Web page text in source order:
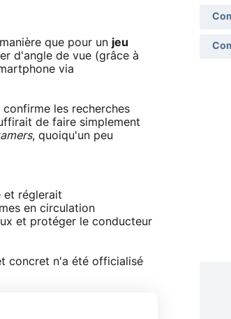
que pour un jeu
d'angle de vue (grâce à
via
les recherches
de faire simplement
, quoiqu'un peu
et réglerait
en circulation
et protéger le conducteur
concret n'a été officialisé